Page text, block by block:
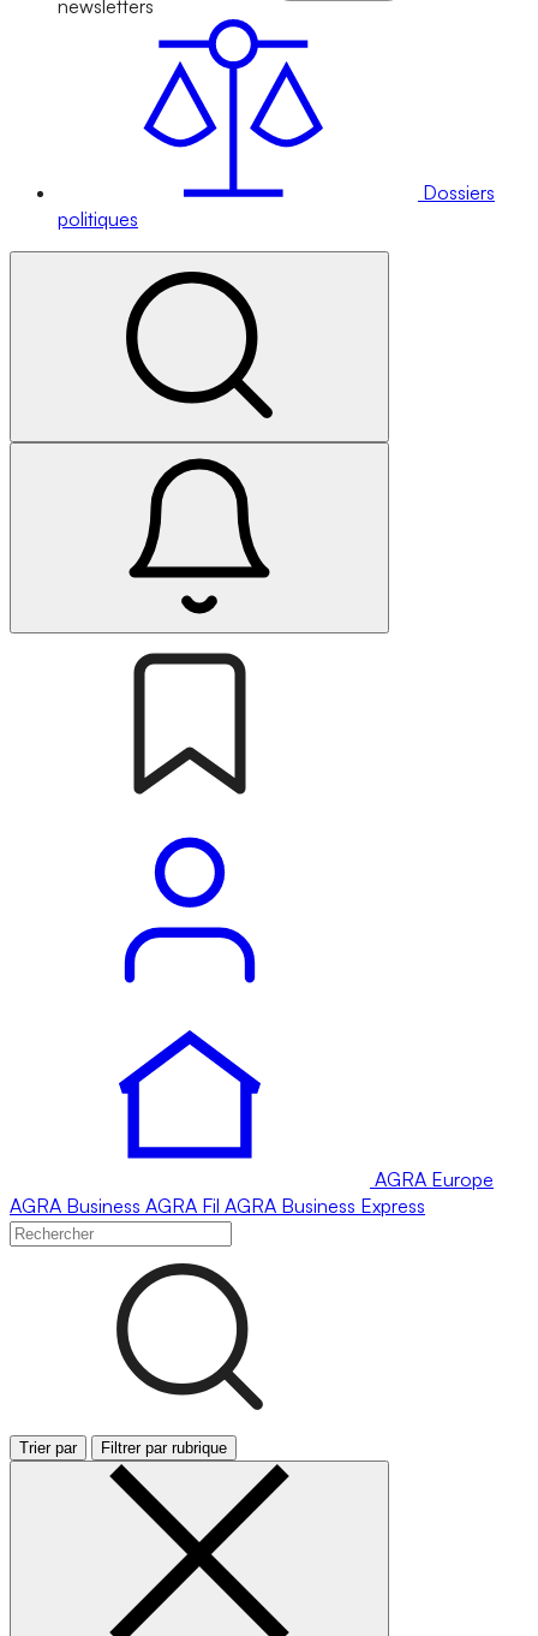
newsletters
Dossiers
politiques
AGRA Europe
AGRA Business AGRA Fil AGRA Business Express
Trier par Filtrer par rubrique